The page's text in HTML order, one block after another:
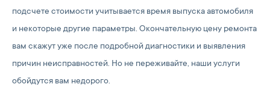
подсчете стоимости учитывается время выпуска автомобиля
и некоторые другие параметры. Окончательную цену ремонта
вам скажут уже после подробной диагностики и выявления
причин неисправностей. Но не переживайте, наши услуги
обойдутся вам недорого.